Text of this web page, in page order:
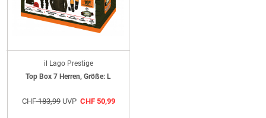
il Lago Prestige
Top Box 7 Herren, Größe: L
CHF183,99UVP CHF50,99